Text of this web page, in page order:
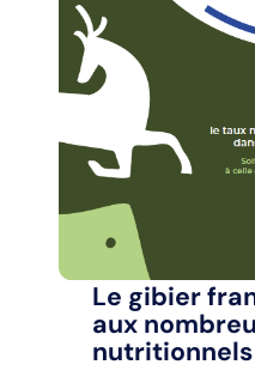
Le gibier
aux
nutritionnels